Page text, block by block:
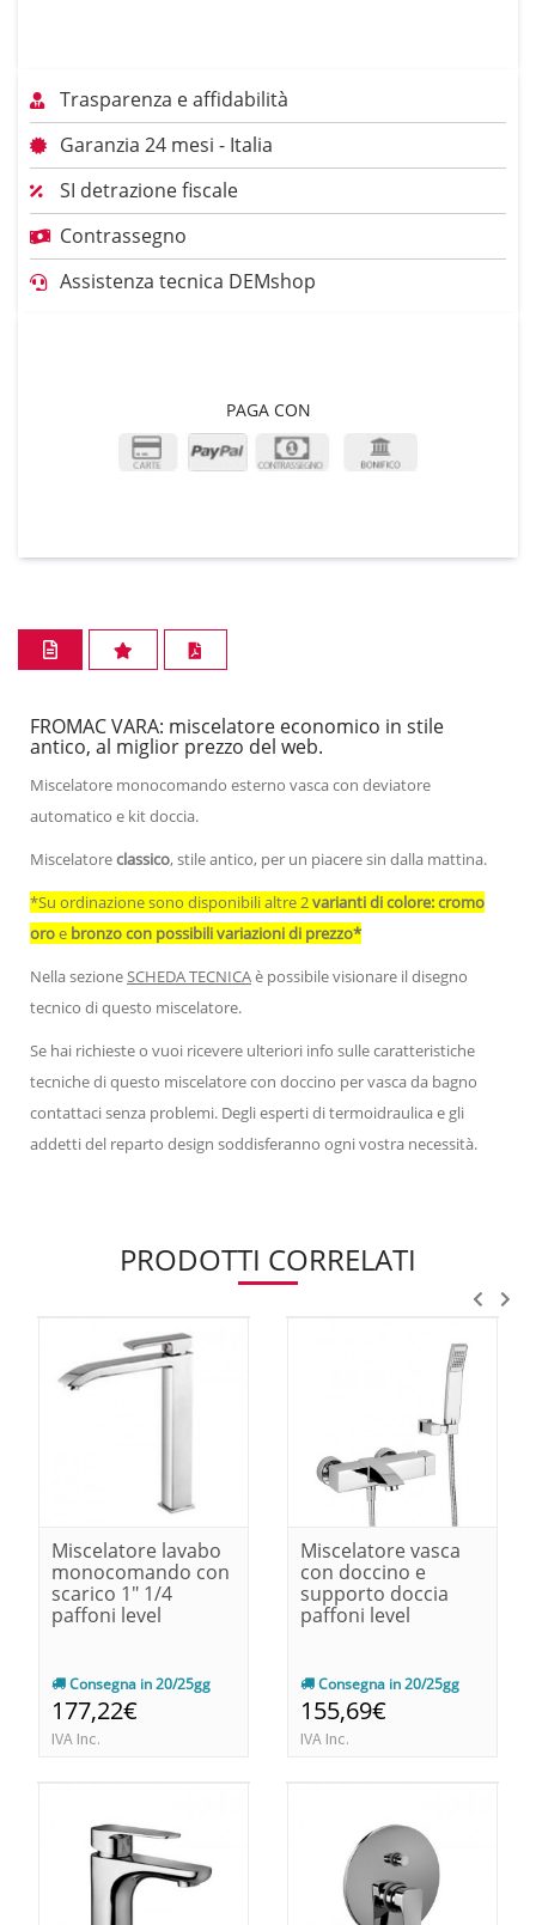
Trasparenza e affidabilità
Garanzia 24 mesi - Italia
SI detrazione fiscale
Contrassegno
Assistenza tecnica DEMshop
PAGA CON
FROMAC VARA: miscelatore economico in stile
antico, al miglior prezzo del web.
Miscelatore monocomando esterno vasca con deviatore
automatico e kit doccia.
Miscelatoreclassico, stile antico, per un piacere sin dalla mattina.
*Su ordinazione sono disponibili altre 2varianti di colore: cromo
oroe bronzo con possibili variazioni di prezzo*
Nella sezioneSCHEDA TECNICAè possibile visionare il disegno
tecnico di questo miscelatore.
Se hai richieste o vuoi ricevere ulteriori info sulle caratteristiche
tecniche di questo miscelatore con doccino per vasca da bagno
contattaci senza problemi. Degli esperti di termoidraulica e gli
addetti del reparto design soddisferanno ogni vostra necessità.
PRODOTTI CORRELATI
Miscelatore lavabo
monocomando con
scarico 1" 1/4
paffoni level
Consegna in 20/25gg
177,22€
IVA Inc.
Miscelatore vasca
con doccino e
supporto doccia
paffoni level
Consegna in 20/25gg
155,69€
IVA Inc.